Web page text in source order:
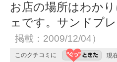
お店の場所はわか
ェです。サンドプ
掲載：2009/12/04）
このクチコミに 現